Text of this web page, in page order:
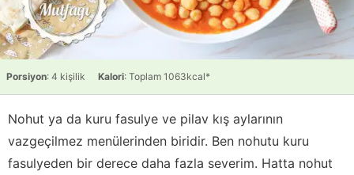
Porsiyon: 4 kişilik Kalori: Toplam 1063kcal*
Nohut ya da kuru fasulye ve pilav kış aylarının
vazgeçilmez menülerinden biridir. Ben nohutu kuru
fasulyeden bir derece daha fazla severim. Hatta nohut